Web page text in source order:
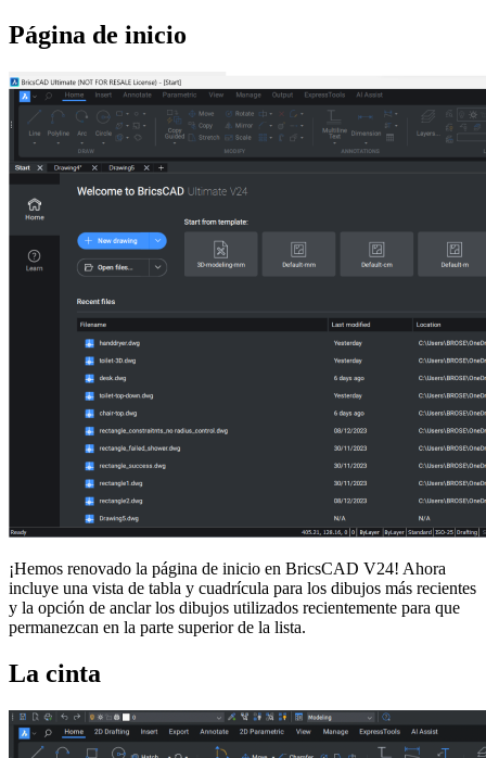
Página de inicio
¡Hemos renovado la página de inicio en BricsCAD V24! Ahora
incluye una vista de tabla y cuadrícula para los dibujos más recientes
y la opción de anclar los dibujos utilizados recientemente para que
permanezcan en la parte superior de la lista.
La cinta